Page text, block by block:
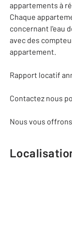
appartements à
Chaque
concernant l'eau
avec des
appartement.
Rapport locatif
Contactez nous
Nous vous